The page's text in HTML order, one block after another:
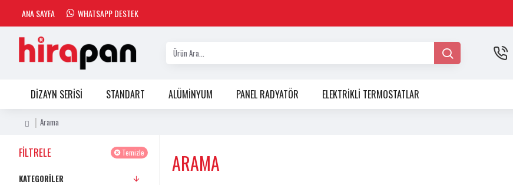
ANA SAYFA WHATSAPP DESTEK
DİZAYN SERİSİ STANDART ALÜMİNYUM PANEL RADYATÖR ELEKTRİKLİ TERMOSTATLAR
Arama
FILTRELE Temizle
KATEGORILER
ARAMA